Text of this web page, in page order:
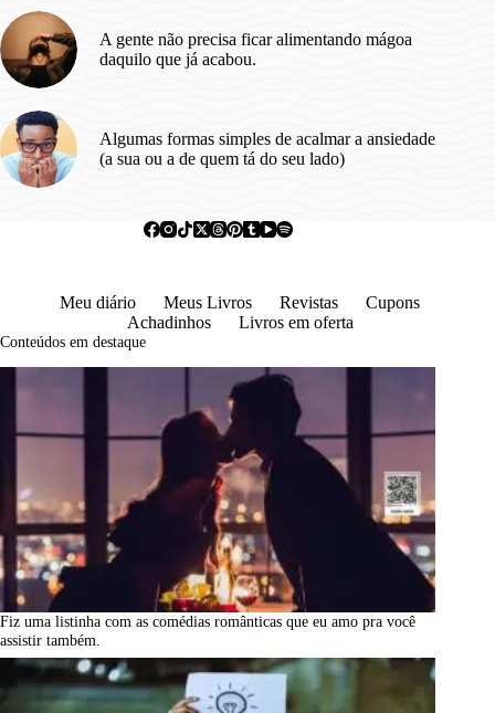
A gente não precisa ficar alimentando mágoa
daquilo que já acabou.
Algumas formas simples de acalmar a ansiedade
(a sua ou a de quem tá do seu lado)
Meu diário Meus Livros Revistas
Cupons
Achadinhos
Livros em oferta
Conteúdos em destaque
Fiz uma listinha com as comédias românticas que eu amo pra você
assistir também.